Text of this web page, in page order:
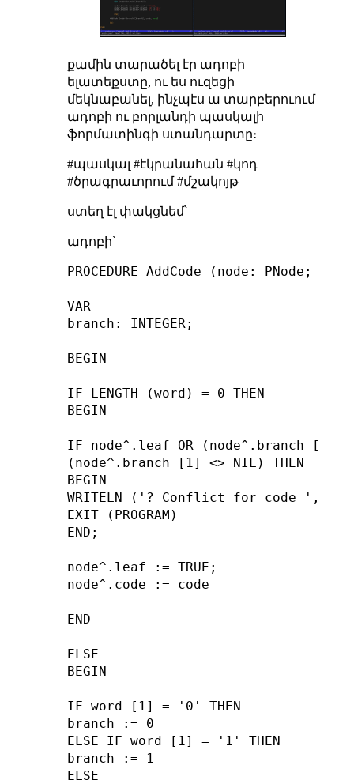
քամին տարածել էր ադոբի
ելատեքստը, ու ես ուզեցի
մեկնաբանել, ինչպէս ա տարբերուում
ադոբի ու բորլանդի պասկալի
ֆորմատինգի ստանդարտը։
#պասկալ #էկրանահան #կոդ
#ծրագրաւորում #մշակոյթ
ստեղ էլ փակցնեմ՝
ադոբի՝
PROCEDURE AddCode (node: PNode;
VAR
branch: INTEGER;
BEGIN
IF LENGTH (word) = 0 THEN
BEGIN
IF node^.leaf OR (node^.branch [0]
(node^.branch [1] <> NIL) THEN
BEGIN
WRITELN ('? Conflict for code ',
EXIT (PROGRAM)
END;
node^.leaf := TRUE;
node^.code := code
END
ELSE
BEGIN
IF word [1] = '0' THEN
branch := 0
ELSE IF word [1] = '1' THEN
branch := 1
ELSE